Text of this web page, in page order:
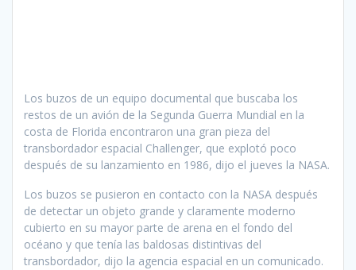
Los buzos de un equipo documental que buscaba los
restos de un avión de la Segunda Guerra Mundial en la
costa de Florida encontraron una gran pieza del
transbordador espacial Challenger, que explotó poco
después de su lanzamiento en 1986, dijo el jueves la NASA.
Los buzos se pusieron en contacto con la NASA después
de detectar un objeto grande y claramente moderno
cubierto en su mayor parte de arena en el fondo del
océano y que tenía las baldosas distintivas del
transbordador, dijo la agencia espacial en un comunicado.